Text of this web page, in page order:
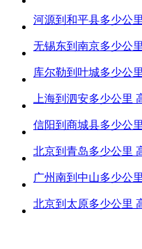
河源到和平县多少公
无锡东到南京多少公
库尔勒到叶城多少公
上海到泗安多少公里
信阳到商城县多少公
北京到青岛多少公里
广州南到中山多少公
北京到太原多少公里